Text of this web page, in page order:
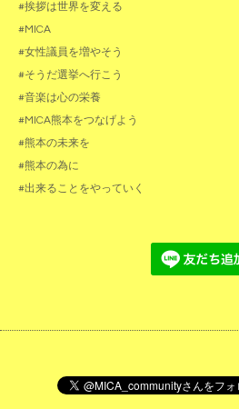
#挨拶は世界を変える
#MICA
#女性議員を増やそう
#そうだ選挙へ行こう
#音楽は心の栄養
#MICA熊本をつなげよう
#熊本の未来を
#熊本の為に
#出来ることをやっていく